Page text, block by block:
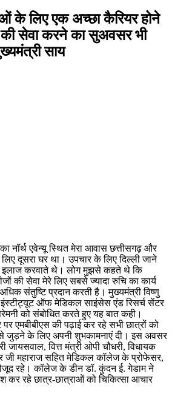
के लिए एक अच्छा कैरियर होने
सेवा करने का सुअवसर भी
साय
नॉर्थ एवेन्यू स्थित मेरा आवास छत्तीसगढ़ और
दूसरा घर था। उपचार के लिए दिल्ली जाने
इलाज करवाते थे। लोग मुझसे कहते थे कि
की सेवा मेरे लिए सबसे ज्यादा रुचि का कार्य
संतुष्टि प्रदान करती है। मुख्यमंत्री विष्णु
इंस्टीट्यूट ऑफ मेडिकल साइंसेस एंड रिसर्च सेंटर
को संबोधित करते हुए यह बात कही।
एमबीबीएस की पढ़ाई कर रहे सभी छात्रों को
से जुड़ने के लिए अपनी शुभकामनाएं दी। इस अवसर
जायसवाल, वित्त मंत्री ओपी चौधरी, विधायक
जी महाराज सहित मेडिकल कॉलेज के प्रोफेसर,
रहे। कॉलेज के डीन डॉ. कुंदन ई. गेडाम ने
कर रहे छात्र-छात्राओं को चिकित्सा आचार